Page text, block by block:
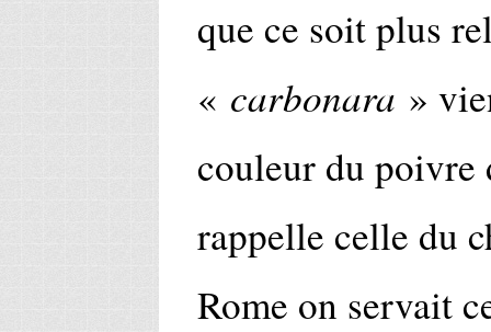
que ce soit plus
« carbonara »
couleur du poivre
rappelle celle du
Rome on servait